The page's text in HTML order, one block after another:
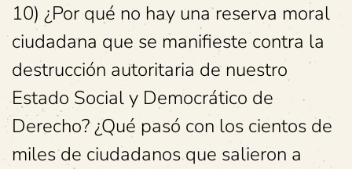
10) ¿Por qué no hay una reserva moral
ciudadana que se manifieste contra la
destrucción autoritaria de nuestro
Estado Social y Democrático de
Derecho? ¿Qué pasó con los cientos de
miles de ciudadanos que salieron a